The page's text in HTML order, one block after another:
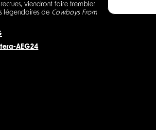
viendront faire trembler
légendaires de Cowboys From
AEG24